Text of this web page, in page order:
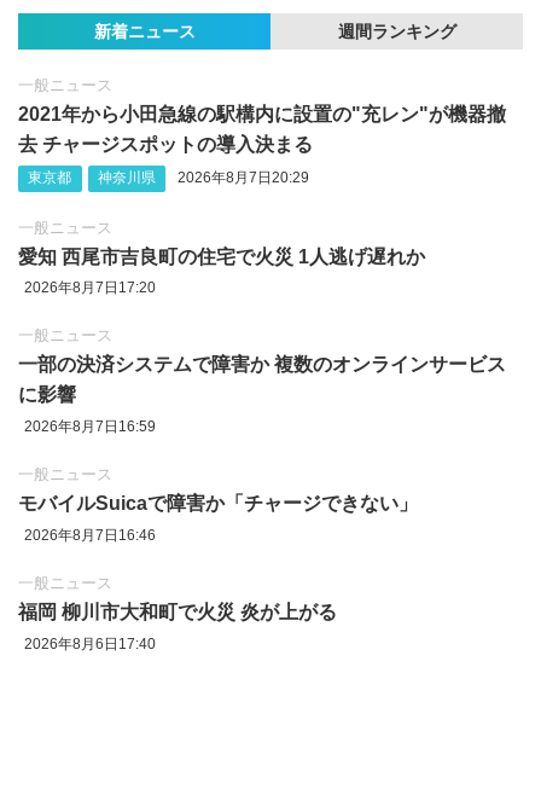
新着ニュース 週間ランキング
一般ニュース
2021年から小田急線の駅構内に設置の"充レン"が機器撤
去 チャージスポットの導入決まる
東京都 神奈川県 2026年8月7日20:29
一般ニュース
愛知 西尾市吉良町の住宅で火災 1人逃げ遅れか
2026年8月7日17:20
一般ニュース
一部の決済システムで障害か 複数のオンラインサービス
に影響
2026年8月7日16:59
一般ニュース
モバイルSuicaで障害か「チャージできない」
2026年8月7日16:46
一般ニュース
福岡 柳川市大和町で火災 炎が上がる
2026年8月6日17:40